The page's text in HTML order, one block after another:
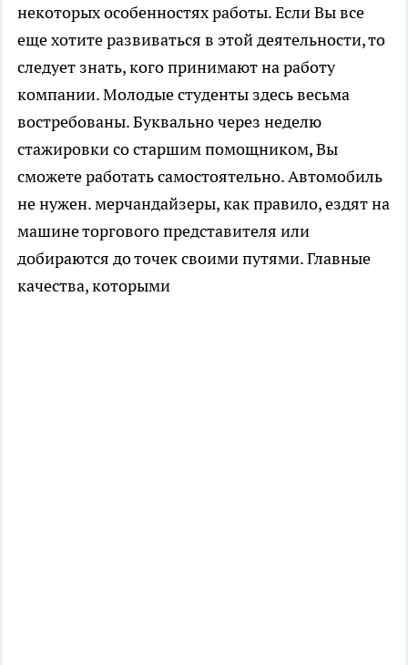
некоторых особенностях работы. Если Вы все
еще хотите развиваться в этой деятельности, то
следует знать, кого принимают на работу
компании. Молодые студенты здесь весьма
востребованы. Буквально через неделю
стажировки со старшим помощником, Вы
сможете работать самостоятельно. Автомобиль
не нужен. мерчандайзеры, как правило, ездят на
машине торгового представителя или
добираются до точек своими путями. Главные
качества, которыми